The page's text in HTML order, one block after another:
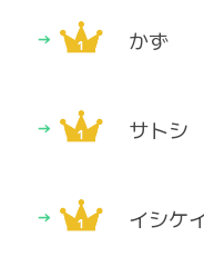
かず
サトシ
イシケ